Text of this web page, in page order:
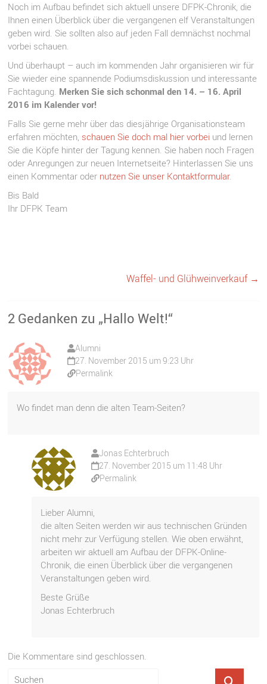
Noch im Aufbau befindet sich aktuell unsere DFPK-Chronik, die
Ihnen einen Überblick über die vergangenen elf Veranstaltungen
geben wird. Sie sollten also auf jeden Fall demnächst nochmal
vorbei schauen.
Und überhaupt – auch im kommenden Jahr organisieren wir für
Sie wieder eine spannende Podiumsdiskussion und interessante
Fachtagung. Merken Sie sich schonmal den 14. – 16. April
2016 im Kalender vor!
Falls Sie gerne mehr über das diesjährige Organisationsteam
erfahren möchten, schauen Sie doch mal hier vorbei und lernen
Sie die Köpfe hinter der Tagung kennen. Sie haben noch Fragen
oder Anregungen zur neuen Internetseite? Hinterlassen Sie uns
einen Kommentar oder nutzen Sie unser Kontaktformular.
Bis Bald
Ihr DFPK Team
Waffel- und Glühweinverkauf →
2 Gedanken zu „Hallo Welt!“
Alumni
27. November 2015 um 9:23 Uhr
Permalink
Wo findet man denn die alten Team-Seiten?
Jonas Echterbruch
27. November 2015 um 11:48 Uhr
Permalink
Lieber Alumni,
die alten Seiten werden wir aus technischen Gründen
nicht mehr zur Verfügung stellen. Wie oben erwähnt,
arbeiten wir aktuell am Aufbau der DFPK-Online-
Chronik, die einen Überblick über die vergangenen
Veranstaltungen geben wird.
Beste Grüße
Jonas Echterbruch
Die Kommentare sind geschlossen.